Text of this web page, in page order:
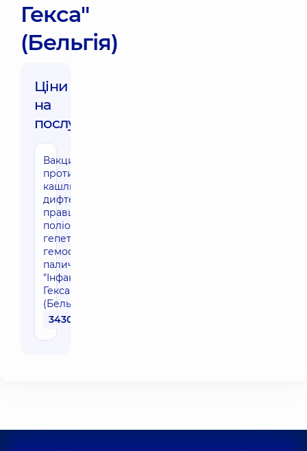
Гекса"
(Бельгія)
Ціни
на
послуги:
Вакцинація
проти
кашлюку,
дифтерії,
правця,
поліомієліту,
гепетита В,
гемофільної
палички
"Інфанрікс
Гекса"
(Бельгія)
3430 грн